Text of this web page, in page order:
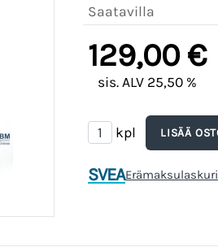
Saatavilla
129,00 €
sis. ALV 25,50 %
kpl
SVEAErämaksulaskuri